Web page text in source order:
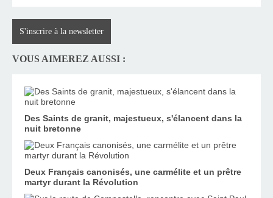
S'inscrire à la newsletter
VOUS AIMEREZ AUSSI :
Des Saints de granit, majestueux, s'élancent dans la
nuit bretonne
Deux Français canonisés, une carmélite et un prêtre
martyr durant la Révolution